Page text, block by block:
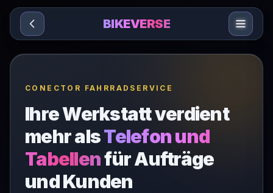
Sari la conținut
BIKEVERSE
CONECTOR FAHRRADSERVICE
Ihre Werkstatt verdient
mehr alsTelefon und
Tabellenfür Aufträge
und Kunden